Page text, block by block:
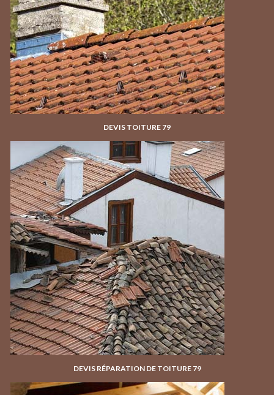
DEVIS TOITURE 79
DEVIS RÉPARATION DE TOITURE 79